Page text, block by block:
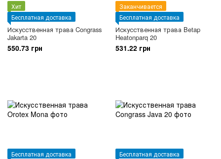
Хит
Бесплатная доставка
Искусственная трава Congrass
Jakarta 20
550.73 грн
Заканчивается
Бесплатная доставка
Искусственная трава Betap
Heatonparq 20
531.22 грн
Бесплатная доставка Бесплатная доставка